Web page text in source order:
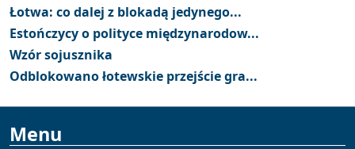
Łotwa: co dalej z blokadą jedynego...
Estończycy o polityce międzynarodow...
Wzór sojusznika
Odblokowano łotewskie przejście gra...
Menu